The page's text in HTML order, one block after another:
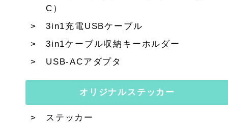
C）
3in1充電USBケーブル
3in1ケーブル収納キーホルダー
USB-ACアダプタ
オリジナルステッカー
ステッカー